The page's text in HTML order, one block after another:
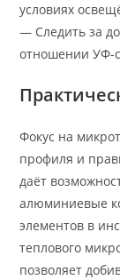
условиях
— Следить за
отношении УФ-
Фокус на
профиля и
даёт
алюминиевые
элементов в
теплового
позволяет